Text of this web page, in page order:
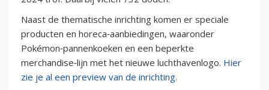
Naast de thematische inrichting komen er speciale
producten en horeca‑aanbiedingen, waaronder
Pokémon‑pannenkoeken en een beperkte
merchandise‑lijn met het nieuwe luchthavenlogo. Hier
zie je al een preview van de inrichting.